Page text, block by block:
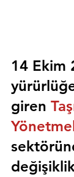
14 Ekim
giren